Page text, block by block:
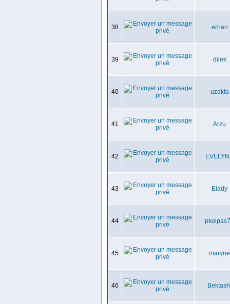
38 erhan
39 dilek
40 uzakta
41 Arzu
42
43 Elady
44
45 maryne
46